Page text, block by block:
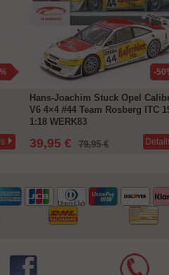
-
Hans-Joachim Stuck Opel
V6 4×4 #44 Team Rosberg ITC
1:18 WERK83
39,95 € 79,95 €